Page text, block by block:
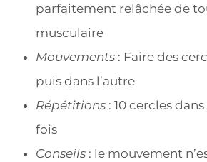
parfaitement relâchée de
musculaire
Mouvements : Faire des
puis dans l’autre
Répétitions : 10 cercles
fois
Conseils : le mouvement